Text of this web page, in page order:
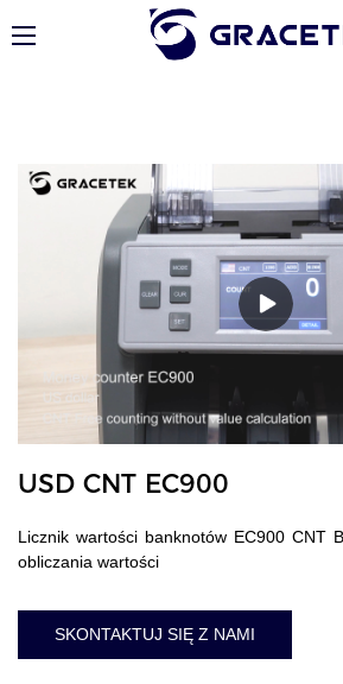
USD CNT EC900
Licznik wartości banknotów EC900 CNT
obliczania wartości
SKONTAKTUJ SIĘ Z NAMI